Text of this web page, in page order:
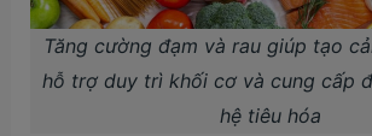
Tăng cường đạm và rau giúp tạo
hỗ trợ duy trì khối cơ và cung cấp
hệ tiêu hóa